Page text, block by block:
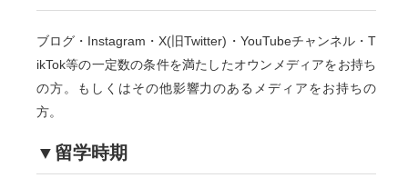
ブログ・Instagram・X(旧Twitter)・YouTubeチャンネル・T
ikTok等の一定数の条件を満たしたオウンメディアをお持ち
の方。もしくはその他影響力のあるメディアをお持ちの
方。
▼留学時期